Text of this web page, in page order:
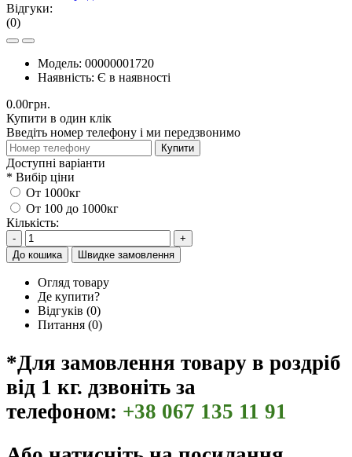
Відгуки:
(0)
Модель: 00000001720
Наявність: Є в наявності
0.00грн.
Купити в один клік
Введіть номер телефону і ми передзвонимо
Купити
Доступні варіанти
* Вибір ціни
От 1000кг
От 100 до 1000кг
Кількість:
-
+
До кошика
Швидке замовлення
Огляд товару
Де купити?
Відгуків (0)
Питання (0)
*Для замовлення товару в роздріб
від 1 кг. дзвоніть за
телефоном: +38 067 135 11 91